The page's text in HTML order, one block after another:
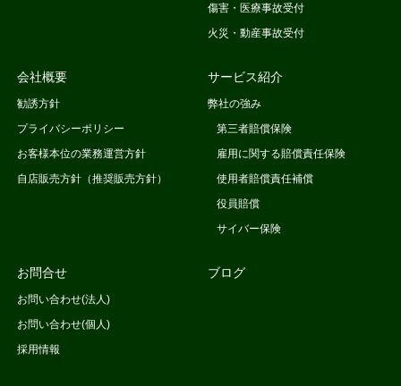
傷害・医療事故受付
火災・動産事故受付
会社概要
勧誘方針
プライバシーポリシー
お客様本位の業務運営方針
自店販売方針（推奨販売方針）
サービス紹介
弊社の強み
第三者賠償保険
雇用に関する賠償責任保険
使用者賠償責任補償
役員賠償
サイバー保険
お問合せ
お問い合わせ(法人)
お問い合わせ(個人)
採用情報
ブログ